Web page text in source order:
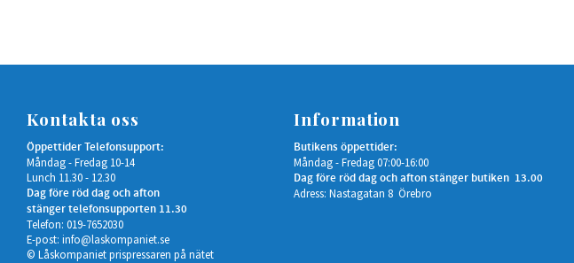
Kontakta oss
Öppettider Telefonsupport:
Måndag - Fredag 10-14
Lunch 11.30 - 12.30
Dag före röd dag och afton
stänger telefonsupporten 11.30
Telefon: 019-7652030
E-post: info@laskompaniet.se
© Låskompaniet prispressaren på nätet
Information
Butikens öppettider:
Måndag - Fredag 07:00-16:00
Dag före röd dag och afton stänger butiken 13.00
Adress: Nastagatan 8 Örebro